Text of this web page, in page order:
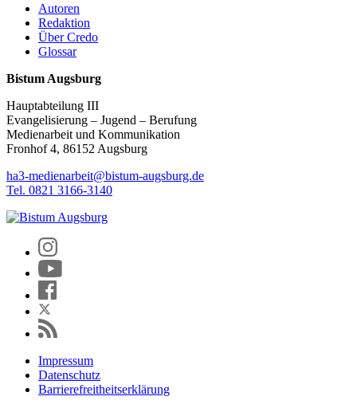
Autoren
Redaktion
Über Credo
Glossar
Bistum Augsburg
Hauptabteilung III
Evangelisierung – Jugend – Berufung
Medienarbeit und Kommunikation
Fronhof 4, 86152 Augsburg
ha3-medienarbeit@bistum-augsburg.de
Tel. 0821 3166-3140
Impressum
Datenschutz
Barrierefreitheitserklärung